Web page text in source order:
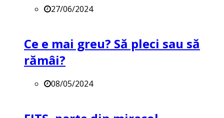
27/06/2024
Ce e mai greu? Să pleci sau să
rămâi?
08/05/2024